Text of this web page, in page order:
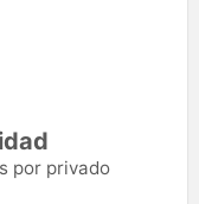
por privado